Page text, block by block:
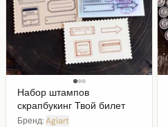
Набор штампов
скрапбукинг Твой билет
Бренд:Agiart